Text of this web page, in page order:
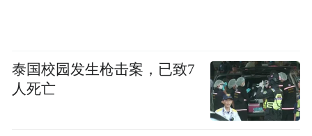
泰国校园发生枪击案，已致7
人死亡